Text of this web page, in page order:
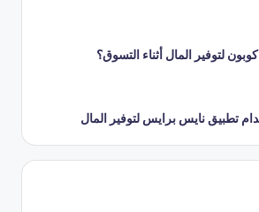
لتوفير المال أثناء التسوق؟
تطبيق نايس برايس لتوفير المال